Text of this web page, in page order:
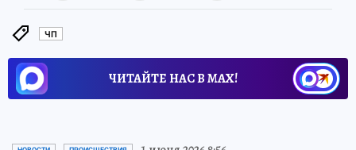
ЧП
ЧИТАЙТЕ НАС В МАХ!